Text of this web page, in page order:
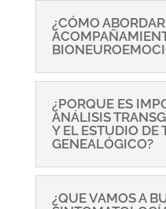
¿CÓMO
¿PORQUE ES
ANÁLISIS
Y EL ESTUDIO DE
GENEALÓGICO?
¿QUE VAMOS A